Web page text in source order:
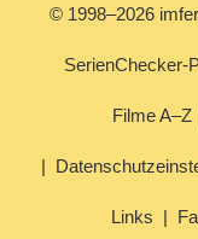
© 1998–2026
SerienChecker-
Filme A–Z
Links